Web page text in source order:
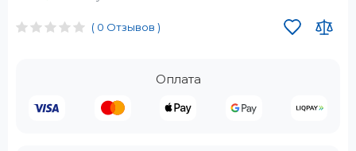
( 0 Отзывов )
Оплата